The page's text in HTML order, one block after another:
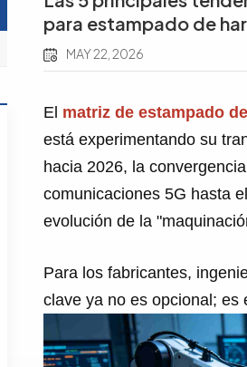
para estampado de
MAY 22, 2026
El matriz de estampado
está experimentando su
hacia 2026, la
comunicaciones 5G hasta
evolución de la
Para los fabricantes,
clave ya no es opcional; es